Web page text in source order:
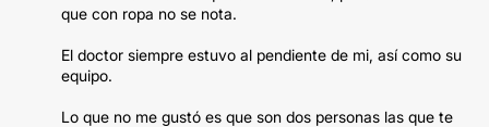
que con ropa no se nota.
El doctor siempre estuvo al pendiente de mi, así como su
equipo.
Lo que no me gustó es que son dos personas las que te